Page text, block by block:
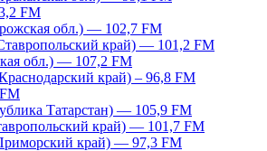
FM
обл.) — 102,7 FM
край) — 101,2 FM
обл.) — 107,2 FM
край) – 96,8 FM
Татарстан) — 105,9 FM
край) — 101,7 FM
край) — 97,3 FM